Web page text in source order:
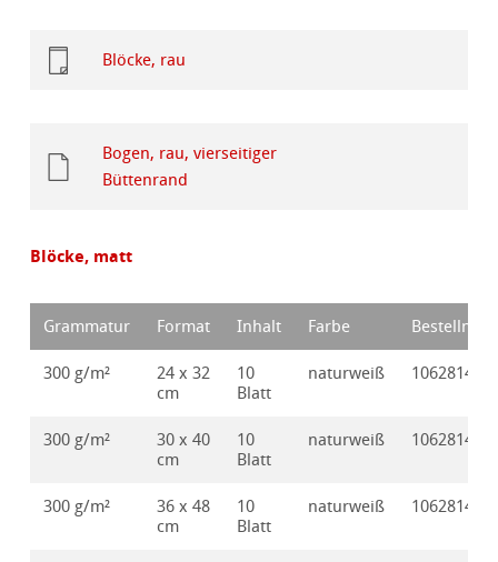
Blöcke, rau
Bogen, rau, vierseitiger
Büttenrand
Blöcke, matt
Grammatur Format Inhalt Farbe Bestellnr.
300 g/m²
24 x 32
cm
10
Blatt
naturweiß 10628145
300 g/m²
30 x 40
cm
10
Blatt
naturweiß 10628146
300 g/m²
36 x 48
cm
10
Blatt
naturweiß 10628147